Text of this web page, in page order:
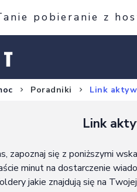
pobieranie z
Poradniki Link
Link
zapoznaj się z poniższymi
minut na dostarczenie
jakie znajdują się na